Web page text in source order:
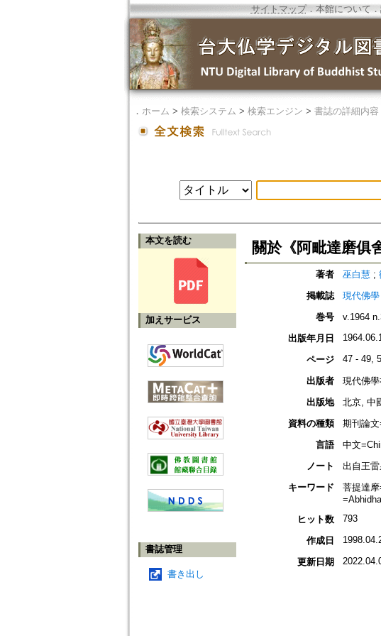
サイトマップ．本館について ．
． ホーム > 検索システム > 検索エンジン > 書誌の詳細内容
本文を読む
加えサービス
書誌管理
書き出し
關於《阿毗達磨俱
著者 巫白慧 ;
掲載誌
現代佛學
巻号
v.1964
出版年月日
ページ 47 - 49,
出版者
現代佛學
出版地
北京, 中
資料の種類
期刊論
言語
中文
ノート
出自王
キーワード
菩提達
ヒット数
793
作成日
更新日期